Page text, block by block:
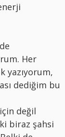
Her
yazıyorum,
dediğim bu
değil
biraz şahsi